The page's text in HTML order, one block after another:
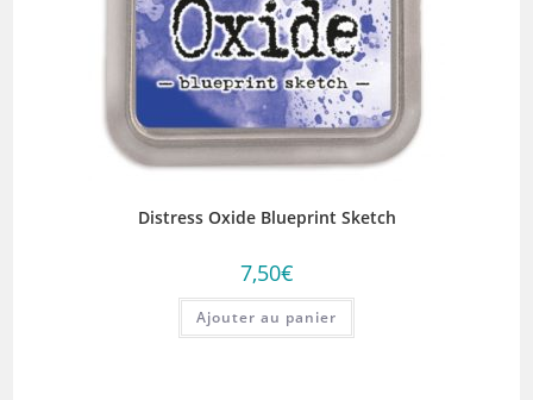
Distress Oxide Blueprint Sketch
7,50€
Ajouter au panier